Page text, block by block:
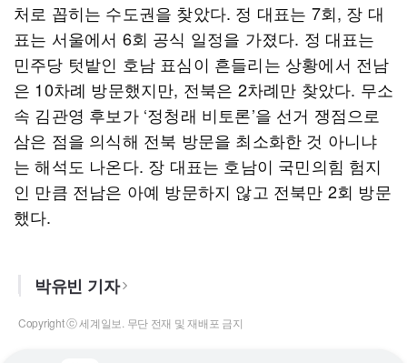
처로 꼽히는 수도권을 찾았다. 정 대표는 7회, 장 대
표는 서울에서 6회 공식 일정을 가졌다. 정 대표는
민주당 텃밭인 호남 표심이 흔들리는 상황에서 전남
은 10차례 방문했지만, 전북은 2차례만 찾았다. 무소
속 김관영 후보가 ‘정청래 비토론’을 선거 쟁점으로
삼은 점을 의식해 전북 방문을 최소화한 것 아니냐
는 해석도 나온다. 장 대표는 호남이 국민의힘 험지
인 만큼 전남은 아예 방문하지 않고 전북만 2회 방문
했다.
박유빈 기자
Copyright ⓒ 세계일보. 무단 전재 및 재배포 금지